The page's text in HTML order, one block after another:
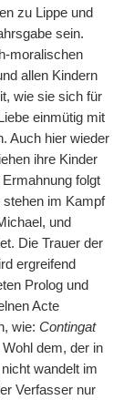
zu Lippe und
sein.
moralischen
allen Kindern
wie sie sich für
einmütig mit
Auch hier wieder
ihre Kinder
folgt
stehen im Kampf
und
Die Trauer der
ergreifend
Prolog und
Acte
wie: Contingat
Wohl dem, der in
wandelt im
Verfasser nur